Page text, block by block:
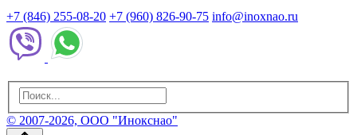
+7 (846) 255-08-20 +7 (960) 826-90-75 info@inoxnao.ru
© 2007-2026, ООО "Инокснао"